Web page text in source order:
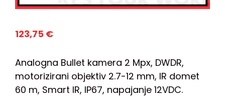
123,75 €
Analogna Bullet kamera 2 Mpx, DWDR,
motorizirani objektiv 2.7-12 mm, IR domet
60 m, Smart IR, IP67, napajanje 12VDC.